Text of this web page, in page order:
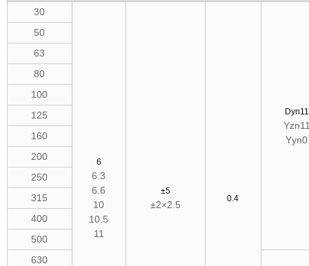
30
6
6.3
6.6
10
10.5
11
±5
±2×2.5
0.4
Dyn11
Yyn0
50
63
80
100
125
160
200
250
315
400
500
630